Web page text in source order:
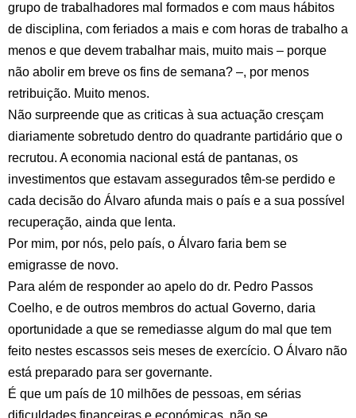
grupo de trabalhadores mal formados e com maus hábitos
de disciplina, com feriados a mais e com horas de trabalho a
menos e que devem trabalhar mais, muito mais – porque
não abolir em breve os fins de semana? –, por menos
retribuição. Muito menos.
Não surpreende que as criticas à sua actuação cresçam
diariamente sobretudo dentro do quadrante partidário que o
recrutou. A economia nacional está de pantanas, os
investimentos que estavam assegurados têm-se perdido e
cada decisão do Álvaro afunda mais o país e a sua possível
recuperação, ainda que lenta.
Por mim, por nós, pelo país, o Álvaro faria bem se
emigrasse de novo.
Para além de responder ao apelo do dr. Pedro Passos
Coelho, e de outros membros do actual Governo, daria
oportunidade a que se remediasse algum do mal que tem
feito nestes escassos seis meses de exercício. O Álvaro não
está preparado para ser governante.
É que um país de 10 milhões de pessoas, em sérias
dificuldades financeiras e económicas, não se